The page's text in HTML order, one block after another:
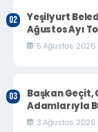
Yeşilyurt
Ağustos Ayı
Gündem
Bağlandı
5 Ağustos 2026
Başkan Geçit,
Adamlarıyla
3 Ağustos 2026